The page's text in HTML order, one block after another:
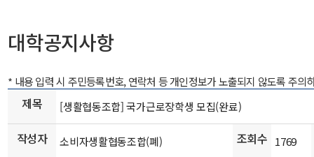
대학공지사항
* 내용 입력 시 주민등록번호, 연락처 등 개인정보가 노출되지 않도록 주의
제목 [생활협동조합] 국가근로장학생 모집(완료)
작성자 소비자생활협동조합(폐) 조회수 1769